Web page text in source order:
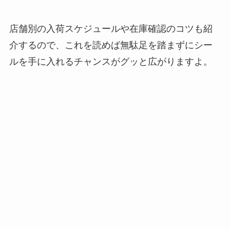
店舗別の入荷スケジュールや在庫確認のコツも紹
介するので、これを読めば無駄足を踏まずにシー
ルを手に入れるチャンスがグッと広がりますよ。